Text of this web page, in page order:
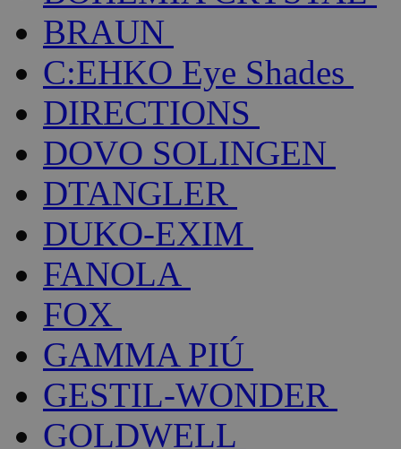
BRAUN
C:EHKO Eye Shades
DIRECTIONS
DOVO SOLINGEN
DTANGLER
DUKO-EXIM
FANOLA
FOX
GAMMA PIÚ
GESTIL-WONDER
GOLDWELL